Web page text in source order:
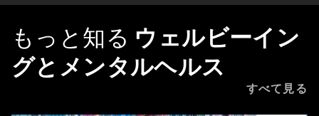
もっと知る ウェルビーイン
グとメンタルヘルス
すべて見る